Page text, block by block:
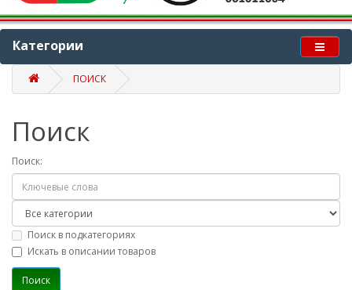
Категории
ПОИСК
Поиск
Поиск:
Поиск в подкатегориях
Искать в описании товаров